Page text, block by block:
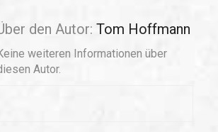
den Autor: Tom Hoffmann
weiteren Informationen über
Autor.